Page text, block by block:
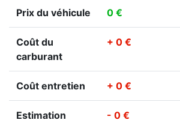
Prix du véhicule 0 €
Coût du
carburant
+ 0 €
Coût entretien + 0 €
Estimation
- 0 €